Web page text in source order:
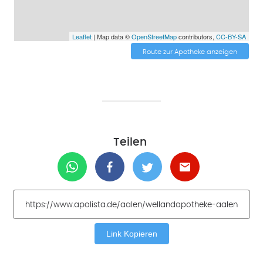
Leaflet| Map data ©OpenStreetMapcontributors, CC-BY-SA
Route zur Apotheke anzeigen
Teilen
Link Kopieren